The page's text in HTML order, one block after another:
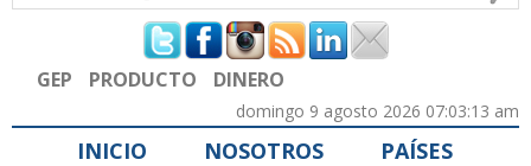
Formulario de búsqueda
GEP PRODUCTO DINERO
domingo 9 agosto 2026 07:03:13 am
INICIO NOSOTROS
PAÍSES